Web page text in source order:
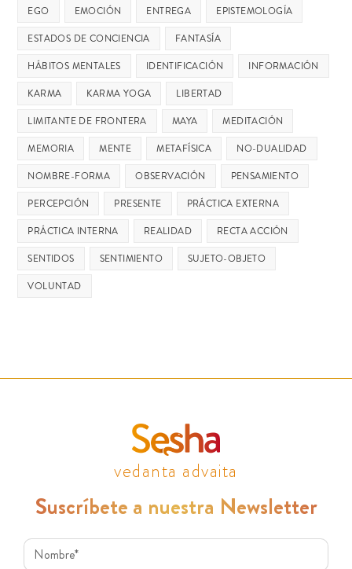
EGO
EMOCIÓN ENTREGA
EPISTEMOLOGÍA
ESTADOS DE CONCIENCIA
FANTASÍA
HÁBITOS MENTALES
IDENTIFICACIÓN
INFORMACIÓN
KARMA
KARMA YOGA
LIBERTAD
LIMITANTE DE FRONTERA
MAYA
MEDITACIÓN
MEMORIA
MENTE METAFÍSICA
NO-DUALIDAD
NOMBRE-FORMA
OBSERVACIÓN
PENSAMIENTO
PERCEPCIÓN
PRESENTE
PRÁCTICA EXTERNA
PRÁCTICA INTERNA
REALIDAD
RECTA ACCIÓN
SENTIDOS
SENTIMIENTO
SUJETO-OBJETO
VOLUNTAD
vedanta advaita
Suscríbete a nuestra Newsletter